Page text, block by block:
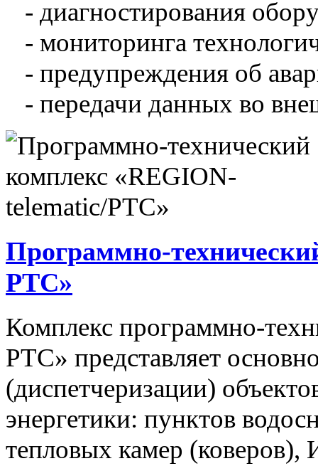
- диагностирования
- мониторинга
- предупреждения об
- передачи данных во
Программно-
РТС»
Комплекс программно-
РТС» представляет
(диспетчеризации)
энергетики: пунктов
тепловых камер